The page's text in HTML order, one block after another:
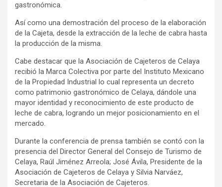
gastronómica.
Así como una demostración del proceso de la elaboración
de la Cajeta, desde la extracción de la leche de cabra hasta
la producción de la misma.
Cabe destacar que la Asociación de Cajeteros de Celaya
recibió la Marca Colectiva por parte del Instituto Mexicano
de la Propiedad Industrial lo cual representa un decreto
como patrimonio gastronómico de Celaya, dándole una
mayor identidad y reconocimiento de este producto de
leche de cabra, logrando un mejor posicionamiento en el
mercado.
Durante la conferencia de prensa también se contó con la
presencia del Director General del Consejo de Turismo de
Celaya, Raúl Jiménez Arreola; José Ávila, Presidente de la
Asociación de Cajeteros de Celaya y Silvia Narváez,
Secretaria de la Asociación de Cajeteros.